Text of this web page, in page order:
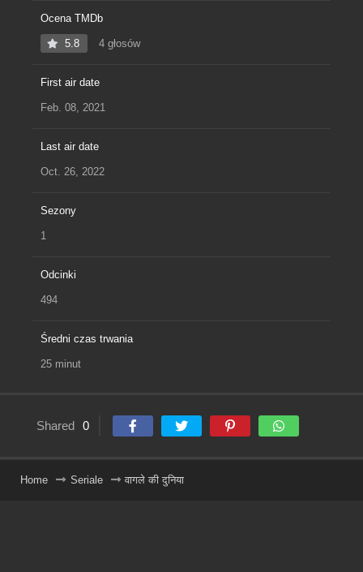
Ocena TMDb
5.8 4 głosów
First air date
Feb. 08, 2021
Last air date
Oct. 26, 2022
Sezony
1
Odcinki
494
Średni czas trwania
25 minut
Shared 0
Home Seriale वागले की दुनिया